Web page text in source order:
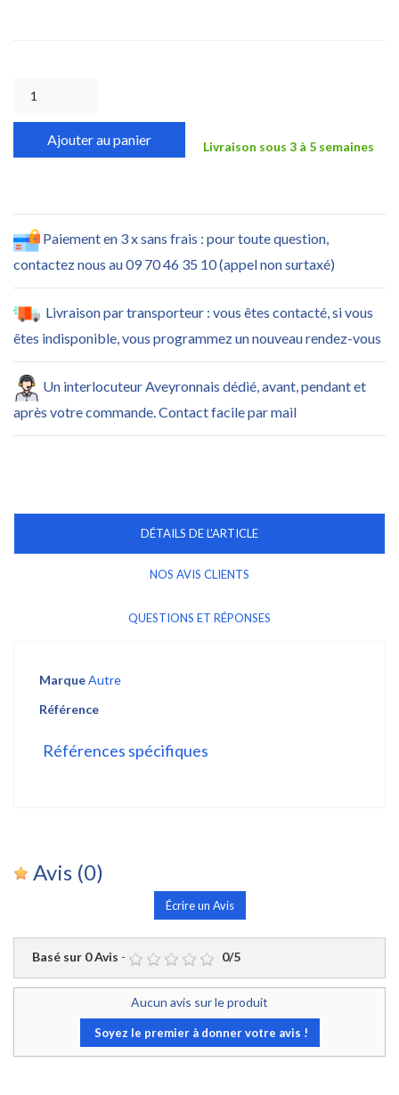
Ajouter au panier Livraison sous 3 à 5 semaines
Paiement en 3 x sans frais : pour toute question,
contactez nous au 09 70 46 35 10 (appel non surtaxé)
Livraison par transporteur : vous êtes contacté, si vous
êtes indisponible, vous programmez un nouveau rendez-vous
Un interlocuteur Aveyronnais dédié, avant, pendant et
après votre commande. Contact facile par mail
DÉTAILS DE L'ARTICLE
NOS AVIS CLIENTS
QUESTIONS ET RÉPONSES
MarqueAutre
Référence
Références spécifiques
Avis (0)
Écrire un Avis
Basé sur 0Avis - 0/5
Aucun avis sur le produit
Soyez le premier à donner votre avis !